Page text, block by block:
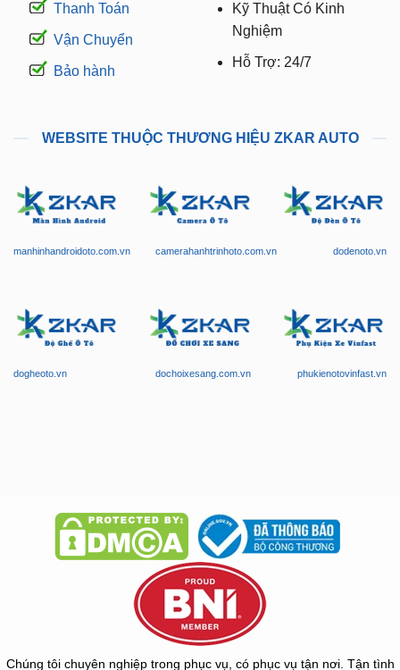
Thanh Toán
Vận Chuyển
Bảo hành
Kỹ Thuật Có Kinh
Nghiệm
Hỗ Trợ: 24/7
WEBSITE THUỘC THƯƠNG HIỆU ZKAR AUTO
manhinhandroidoto.com.vn camerahanhtrinhoto.com.vn dodenoto.vn
dogheoto.vn dochoixesang.com.vn phukienotovinfast.vn
Chúng tôi chuyên nghiệp trong phục vụ, có phục vụ tận nơi. Tận tình